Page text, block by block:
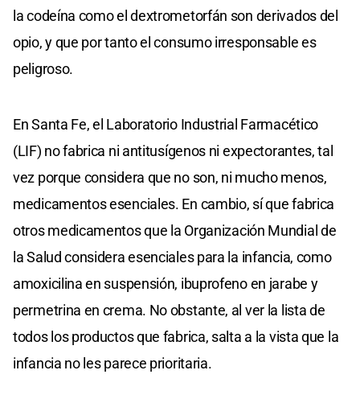
la codeína como el dextrometorfán son derivados del
opio, y que por tanto el consumo irresponsable es
peligroso.
En Santa Fe, el Laboratorio Industrial Farmacético
(LIF) no fabrica ni antitusígenos ni expectorantes, tal
vez porque considera que no son, ni mucho menos,
medicamentos esenciales. En cambio, sí que fabrica
otros medicamentos que la Organización Mundial de
la Salud considera esenciales para la infancia, como
amoxicilina en suspensión, ibuprofeno en jarabe y
permetrina en crema. No obstante, al ver la lista de
todos los productos que fabrica, salta a la vista que la
infancia no les parece prioritaria.